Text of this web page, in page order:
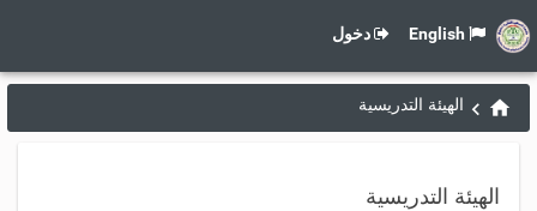
دخول
الهيئة التدريسية
الهيئة التدريسية